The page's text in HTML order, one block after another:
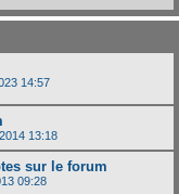
14:57
13:18
sur le forum
09:28